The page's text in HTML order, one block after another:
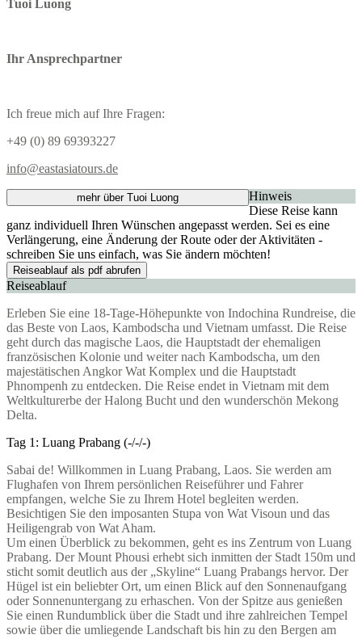
Tuoi Luong
Ihr Ansprechpartner
Ich freue mich auf Ihre Fragen:
+49 (0) 89 69393227
info@eastasiatours.de
mehr über Tuoi Luong
Hinweis
Diese Reise kann
ganz individuell Ihren Wünschen angepasst werden. Sei es eine
Verlängerung, eine Änderung der Route oder der Aktivitäten -
schreiben Sie uns einfach, was Sie ändern möchten!
Reiseablauf als pdf abrufen
Reiseablauf
Erleben Sie eine 18-Tage-Höhepunkte von Indochina Rundreise, die
das Beste von Laos, Kambodscha und Vietnam umfasst. Die Reise
geht durch das magische Laos, die Hauptstadt der ehemaligen
französischen Kolonie und weiter nach Kambodscha, um den
majestätischen Angkor Wat Komplex und die Hauptstadt
Phnompenh zu entdecken. Die Reise endet in Vietnam mit dem
Weltkulturerbe der Halong Bucht und den wunderschön Mekong
Delta.
Tag 1: Luang Prabang (-/-/-)
Sabai de! Willkommen in Luang Prabang, Laos. Sie werden am
Flughafen von Ihrem persönlichen Reiseführer und Fahrer
empfangen, welche Sie zu Ihrem Hotel begleiten werden.
Besichtigen Sie den imposanten Stupa von Wat Visoun und das
Heiligengrab von Wat Aham.
Um einen Überblick zu bekommen, geht es ins Zentrum von Luang
Prabang. Der Mount Phousi erhebt sich inmitten der Stadt 150m und
sticht somit deutlich aus der „Skyline“ Luang Prabangs hervor. Der
Hügel ist ein beliebter Ort, um einen Blick auf den Sonnenaufgang
oder Sonnenuntergang zu erhaschen. Von der Spitze aus genießen
Sie einen Rundumblick über die Stadt und ihre zahlreichen Tempel
sowie über die umliegende Landschaft bis hin zu den Bergen am